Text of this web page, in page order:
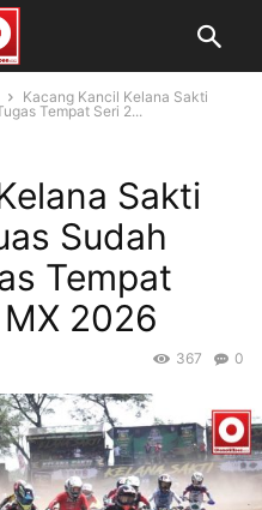
Kacang Kancil Kelana Sakti
Tempat Seri 2...
Sakti
Sudah
Tempat
2026
0
367